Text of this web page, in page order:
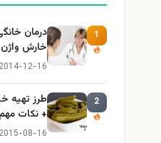
1
درمان
خارش واژن
ایمن و
2014-12-16
2
+ نكات مهم
2015-08-16